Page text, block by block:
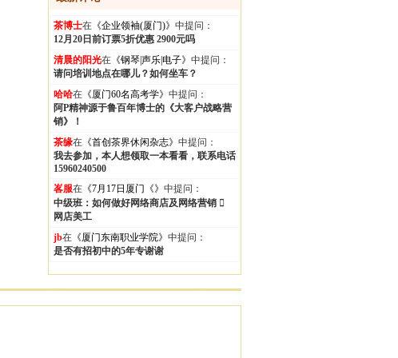
茶博士在《企业领袖(厦门)》 中提问：
12月20日前订票5折优惠 2900元吗
清晨的阳光在《钢琴|声乐|电子》 中提问：
请问培训地点在哪儿？如何坐车？
哈哈在《厦门60名高考学》 中提问：
阿P精神源于鲁百年博士的《大客户战略营
销》！
茶缘在《首创茶界休闲杂志》 中提问：
我去参加，本人想领取一本看看，联系电话
15960240500
峉服在《7月17日厦门《》 中提问：
中级班：如何做好网络商店及网络营销 
网店美工
jb在《厦门东南职业学院》 中提问：
是否有招初中的5年专谢谢